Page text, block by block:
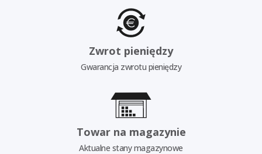
Zwrot pieniędzy
Gwarancja zwrotu pieniędzy
Towar na magazynie
Aktualne stany magazynowe